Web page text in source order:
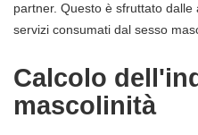
partner. Questo è sfruttato
servizi consumati dal sesso
Calcolo
mascolinità